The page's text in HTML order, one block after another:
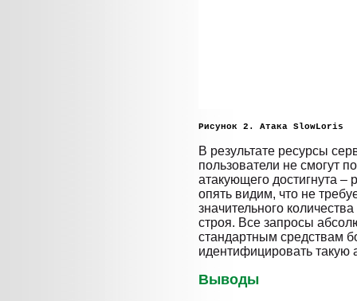
Рисунок 2. Атака SlowLoris
В результате ресурсы
пользователи не смогут
атакующего достигнута
опять видим, что не
значительного
строя. Все запросы
стандартным средствам
идентифицировать такую
Выводы